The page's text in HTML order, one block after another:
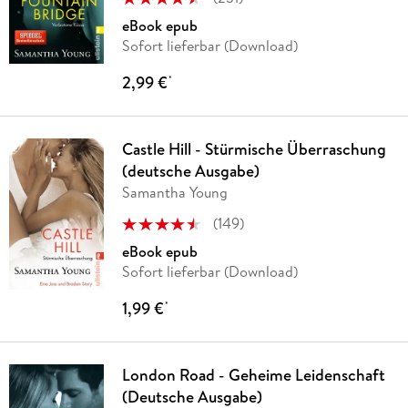
eBook epub
Sofort lieferbar (Download)
2,99 €*
Castle Hill - Stürmische Überraschung
(deutsche Ausgabe)
Samantha Young
(149)
eBook epub
Sofort lieferbar (Download)
1,99 €*
London Road - Geheime Leidenschaft
(Deutsche Ausgabe)